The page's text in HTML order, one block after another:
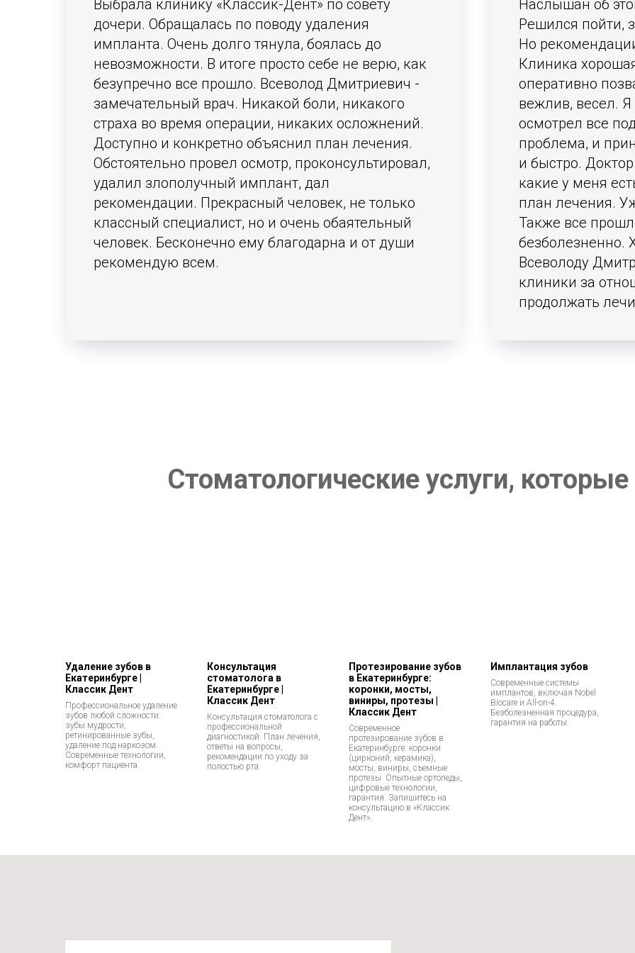
Выбрала клинику «Классик-Дент» по совету
дочери. Обращалась по поводу удаления
импланта. Очень долго тянула, боялась до
невозможности. В итоге просто себе не верю, как
безупречно все прошло. Всеволод Дмитриевич -
замечательный врач. Никакой боли, никакого
страха во время операции, никаких осложнений.
Доступно и конкретно объяснил план лечения.
Обстоятельно провел осмотр, проконсультировал,
удалил злополучный имплант, дал
рекомендации. Прекрасный человек, не только
классный специалист, но и очень обаятельный
человек. Бесконечно ему благодарна и от души
рекомендую всем.
Наслышан об
Решился пойти,
Но
Клиника
оперативно
вежлив, весел.
осмотрел все
проблема, и
и быстро.
какие у меня
план лечения.
Также все
безболезненно.
Всеволоду
клиники за
продолжать
Стоматологические услуги,
Удаление зубов в
Екатеринбурге |
Классик Дент
Профессиональное удаление
зубов любой сложности:
зубы мудрости,
ретинированные зубы,
удаление под наркозом.
Современные технологии,
комфорт пациента.
Консультация
стоматолога в
Екатеринбурге |
Классик Дент
Консультация стоматолога с
профессиональной
диагностикой. План лечения,
ответы на вопросы,
рекомендации по уходу за
полостью рта.
Протезирование зубов
в Екатеринбурге:
коронки, мосты,
виниры, протезы |
Классик Дент
Современное
протезирование зубов в
Екатеринбурге: коронки
(цирконий, керамика),
мосты, виниры, съемные
протезы. Опытные ортопеды,
цифровые технологии,
гарантия. Запишитесь на
консультацию в «Классик
Дент».
Имплантация зубов
Современные системы
имплантов, включая Nobel
Biocare и All-on-4.
Безболезненная процедура,
гарантия на работы.